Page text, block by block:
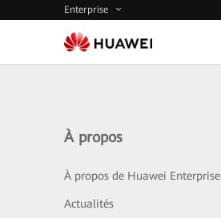
Enterprise
À propos
À propos de Huawei Enterprise
Actualités